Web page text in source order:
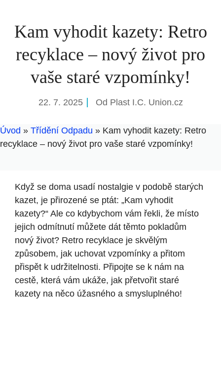
Kam vyhodit kazety: Retro
recyklace – nový život pro
vaše staré vzpomínky!
22. 7. 2025 Od Plast I.C. Union.cz
Úvod » Třídění Odpadu » Kam vyhodit kazety: Retro
recyklace – nový život pro vaše staré vzpomínky!
Když se doma usadí nostalgie v podobě starých
kazet, je přirozené se ptát: „Kam vyhodit
kazety?“ Ale co kdybychom vám řekli, že místo
jejich odmítnutí můžete dát těmto pokladům
nový život? Retro recyklace je skvělým
způsobem, jak uchovat vzpomínky a přitom
přispět k udržitelnosti. Připojte se k nám na
cestě, která vám ukáže, jak přetvořit staré
kazety na něco úžasného a smysluplného!